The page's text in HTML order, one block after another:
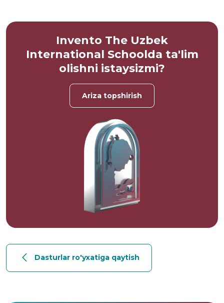
Invento The Uzbek
International Schoolda ta'lim
olishni istaysizmi?
Ariza topshirish
Dasturlar ro'yxatiga qaytish